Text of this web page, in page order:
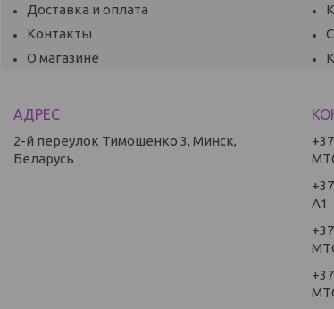
Доставка и оплата
Контакты
О магазине
2-й переулок Тимошенко 3, Минск,
Беларусь
А1